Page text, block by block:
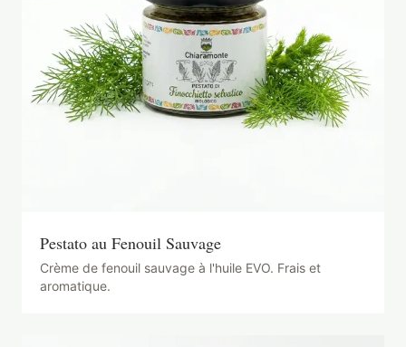
Pestato au Fenouil Sauvage
Crème de fenouil sauvage à l'huile EVO. Frais et
aromatique.